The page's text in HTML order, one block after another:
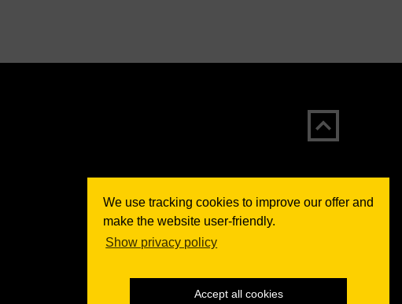
We use tracking cookies to improve our offer and
make the website user-friendly.
Show privacy policy
Accept all cookies